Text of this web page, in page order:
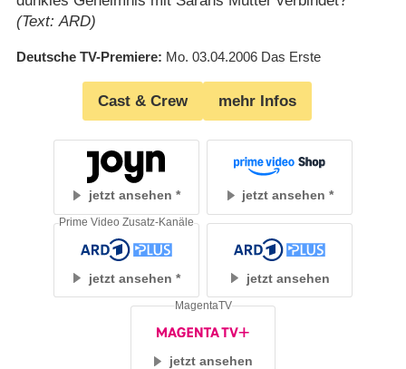
(Text: ARD)
Deutsche TV-Premiere Mo. 03.04.2006 Das Erste
Cast & Crew mehr Infos
jetzt ansehen jetzt ansehen
jetzt ansehen
Prime Video Zusatz-Kanäle
jetzt ansehen
jetzt ansehen
MagentaTV